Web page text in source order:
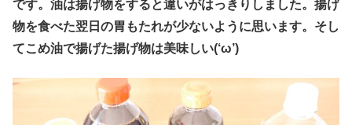
です。油は揚げ物をすると違いがはっきりしました。揚げ
物を食べた翌日の胃もたれが少ないように思います。そし
てこめ油で揚げた揚げ物は美味しい(‘ω’)